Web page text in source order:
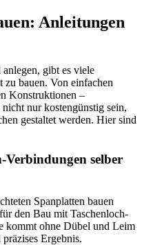
Anleitungen
gibt es viele
bauen. Von einfachen
Konstruktionen –
nur kostengünstig sein,
gestaltet werden. Hier sind
Verbindungen selber
Spanplatten bauen
den Bau mit Taschenloch-
kommt ohne Dübel und Leim
Ergebnis.